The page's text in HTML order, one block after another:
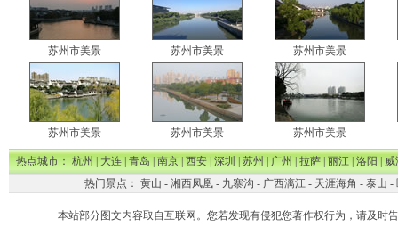
苏州市美景 苏州市美景 苏州市美景
苏州市美景 苏州市美景 苏州市美景
热点城市：杭州|大连|青岛|南京|西安|深圳|苏州|广州|拉萨|丽江|洛阳|威
热门景点： 黄山 - 湘西凤凰- 九寨沟 - 广西漓江- 天涯海角 - 泰山 -
本站部分图文内容取自互联网。您若发现有侵犯您著作权行为，请及时